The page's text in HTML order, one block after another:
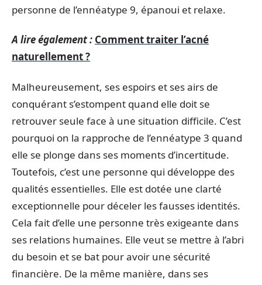
personne de l’ennéatype 9, épanoui et relaxe.
A lire également : Comment traiter l’acné
naturellement ?
Malheureusement, ses espoirs et ses airs de
conquérant s’estompent quand elle doit se
retrouver seule face à une situation difficile. C’est
pourquoi on la rapproche de l’ennéatype 3 quand
elle se plonge dans ses moments d’incertitude.
Toutefois, c’est une personne qui développe des
qualités essentielles. Elle est dotée une clarté
exceptionnelle pour déceler les fausses identités.
Cela fait d’elle une personne très exigeante dans
ses relations humaines. Elle veut se mettre à l’abri
du besoin et se bat pour avoir une sécurité
financière. De la même manière, dans ses